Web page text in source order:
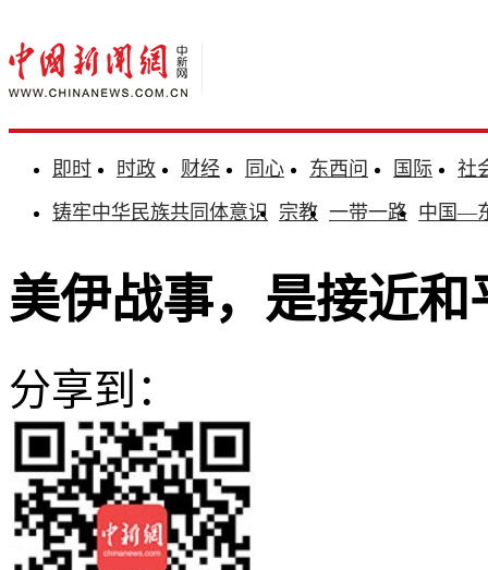
即时 时政 财经 同心 东西问 国际
社
铸牢中华民族共同体意识 宗教 一带一路 中国—
美伊战事，是接近
分享到：